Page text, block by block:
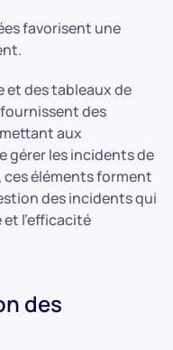
favorisent une
et des tableaux de
des
aux
gérer les incidents de
ces éléments forment
des incidents qui
et l'efficacité
des